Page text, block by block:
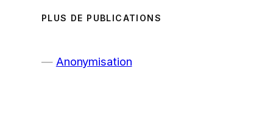
PLUS DE PUBLICATIONS
Anonymisation